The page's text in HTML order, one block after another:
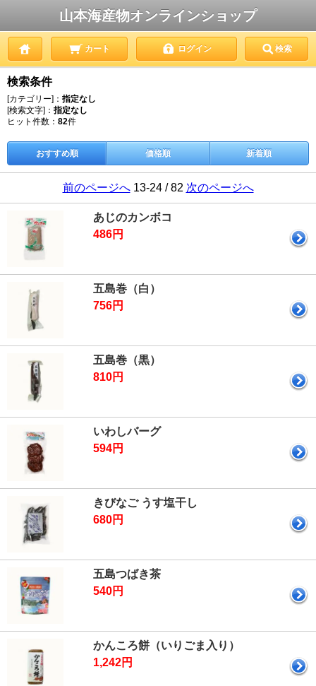
山本海産物オンラインショップ
カート ログイン 検索
検索条件
[カテゴリー]： 指定なし
[検索文字]： 指定なし
ヒット件数： 82件
おすすめ順 価格順 新着順
前のページへ13-24 / 82 次のページへ
あじのカンボコ
486円
五島巻（白）
756円
五島巻（黒）
810円
いわしバーグ
594円
きびなご うす塩干し
680円
五島つばき茶
540円
かんころ餅（いりごま入り）
1,242円